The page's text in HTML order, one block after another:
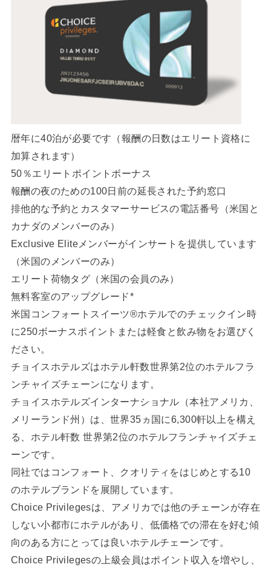
暦年に40泊が必要です（報酬の日数はエリート資格に
加算されます）
50％エリートポイントボーナス
報酬の夜のための100日前の延長された予約窓口
排他的な予約とカスタマーサービスの電話番号（米国と
カナダのメンバーのみ）
Exclusive Eliteメンバーがインサートを提供しています
（米国のメンバーのみ）
エリート荷物タグ（米国の会員のみ）
無料客室のアップグレード*
米国コンフォートスイーツ®ホテルでのチェックイン時
に250ボーナスポイントまたは軽食と飲み物をお選びく
ださい。
チョイスホテルズはホテル軒数世界第2位のホテルフラ
ンチャイズチェーンになります。
チョイスホテルズインターナショナル（本社アメリカ、
メリーランド州）は、世界35ヵ国に6,300軒以上を構え
る、ホテル軒数 世界第2位のホテルフランチャイズチェ
ーンです。
同社ではコンフォート、クオリティをはじめとする10
のホテルブランドを展開しています。
Choice Privilegesは、アメリカでは他のチェーンが存在
しない小都市にホテルがあり、低価格での滞在を好む傾
向のある方にとっては良いホテルチェーンです。
Choice Privilegesの上級会員はポイント収入を増やし、